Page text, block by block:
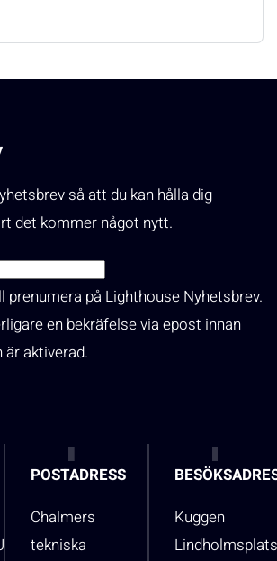
så att du kan hålla dig
det kommer något nytt.
prenumera på Lighthouse Nyhetsbrev.
en bekräfelse via epost innan
aktiverad.
POSTADRESS
Chalmers
tekniska
Kuggen